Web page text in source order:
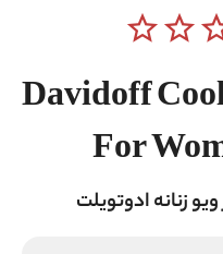
star_borderstar_border
Davidoff
For
زنانه ادوتویلت